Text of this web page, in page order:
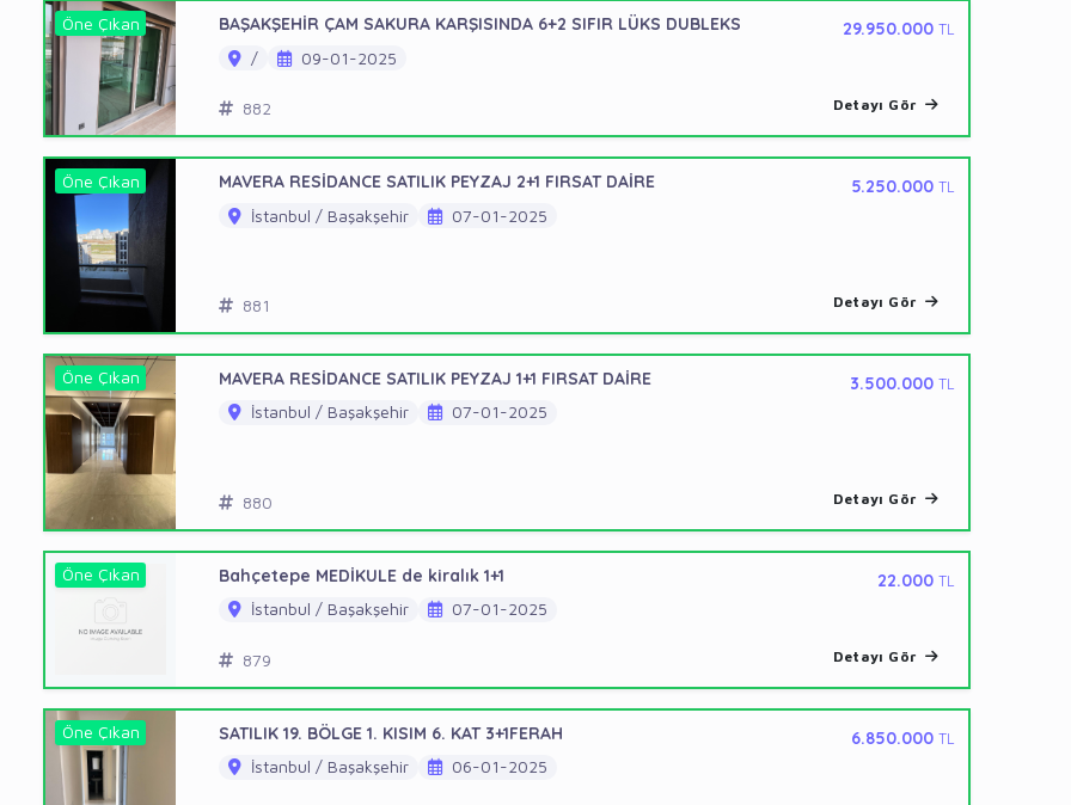
Öne Çıkan BAŞAKŞEHİR ÇAM SAKURA KARŞISINDA 6+2 SIFIR LÜKS DUBLEKS 29.950.000 TL
/ 09-01-2025
882 Detayı Gör
Öne Çıkan MAVERA RESİDANCE SATILIK PEYZAJ 2+1 FIRSAT DAİRE 5.250.000 TL
İstanbul / Başakşehir 07-01-2025
881 Detayı Gör
Öne Çıkan MAVERA RESİDANCE SATILIK PEYZAJ 1+1 FIRSAT DAİRE 3.500.000 TL
İstanbul / Başakşehir 07-01-2025
880 Detayı Gör
Öne Çıkan Bahçetepe MEDİKULE de kiralık 1+1 22.000 TL
İstanbul / Başakşehir 07-01-2025
879 Detayı Gör
Öne Çıkan SATILIK 19. BÖLGE 1. KISIM 6. KAT 3+1FERAH 6.850.000 TL
İstanbul / Başakşehir 06-01-2025